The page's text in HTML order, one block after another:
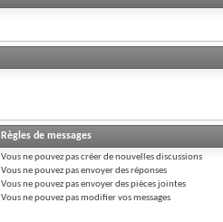
Règles de messages
Vousne pouvez pascréer de nouvelles discussions
Vousne pouvez pasenvoyer des réponses
Vousne pouvez pasenvoyer des pièces jointes
Vousne pouvez pasmodifier vos messages